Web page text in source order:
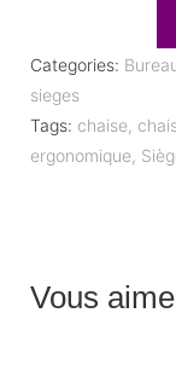
Categories:
sieges
Tags: chaise,
ergonomique,
Vous